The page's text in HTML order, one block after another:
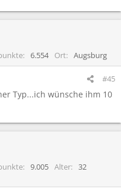
6.554 Ort Augsburg
#45
Typ...ich wünsche ihm 10
9.005 Alter
32